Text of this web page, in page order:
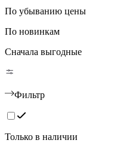
По убыванию цены
По новинкам
Сначала выгодные
Фильтр
Только в наличии